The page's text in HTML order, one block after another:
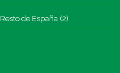
Resto de España (2)